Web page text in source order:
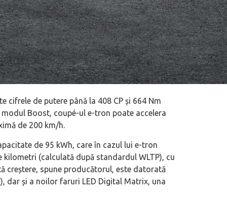
cifrele de putere până la 408 CP și 664 Nm
Boost, coupé-ul e-tron poate accelera
de 200 km/h.
de 95 kWh, care în cazul lui e-tron
(calculată după standardul WLTP), cu
creștere, spune producătorul, este datorată
dar și a noilor faruri LED Digital Matrix, una